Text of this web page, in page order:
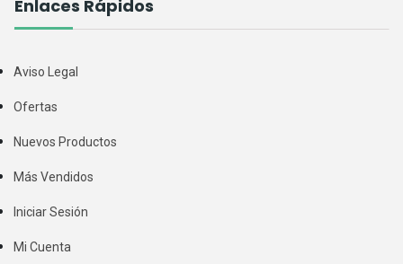
Enlaces Rápidos
Aviso Legal
Ofertas
Nuevos Productos
Más Vendidos
Iniciar Sesión
Mi Cuenta